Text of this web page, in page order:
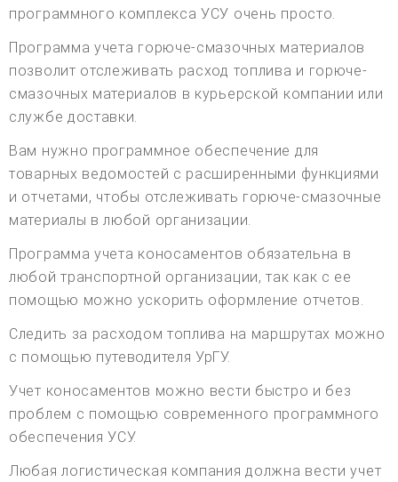
программного комплекса УСУ очень просто.
Программа учета горюче-смазочных материалов
позволит отслеживать расход топлива и горюче-
смазочных материалов в курьерской компании или
службе доставки.
Вам нужно программное обеспечение для
товарных ведомостей с расширенными функциями
и отчетами, чтобы отслеживать горюче-смазочные
материалы в любой организации.
Программа учета коносаментов обязательна в
любой транспортной организации, так как с ее
помощью можно ускорить оформление отчетов.
Следить за расходом топлива на маршрутах можно
с помощью путеводителя УрГУ.
Учет коносаментов можно вести быстро и без
проблем с помощью современного программного
обеспечения УСУ.
Любая логистическая компания должна вести учет